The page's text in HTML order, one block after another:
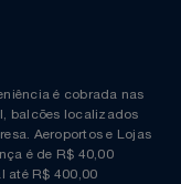
é cobrada nas
balcões localizados
Aeroportos e Lojas
é de R$ 40,00
até R$ 400,00